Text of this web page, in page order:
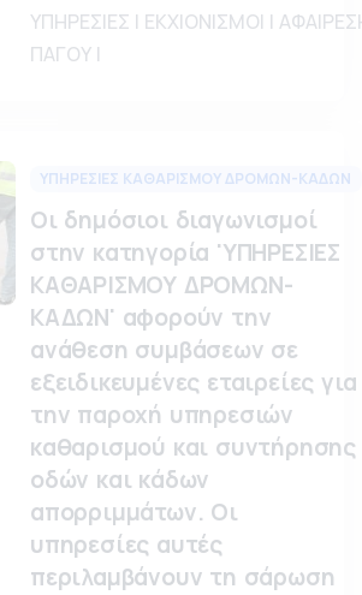
ΥΠΗΡΕΣΙΕΣ | ΕΚΧΙΟΝΙΣΜΟΙ |
ΠΑΓΟΥ |
ΥΠΗΡΕΣΙΕΣ ΚΑΘΑΡΙΣΜΟΥ ΔΡΟΜΩΝ-ΚΑΔΩΝ
Οι δημόσιοι διαγωνισμοί
στην κατηγορία 'ΥΠΗΡΕΣΙΕΣ
ΚΑΘΑΡΙΣΜΟΥ ΔΡΟΜΩΝ-
ΚΑΔΩΝ' αφορούν την
ανάθεση συμβάσεων σε
εξειδικευμένες εταιρείες για
την παροχή υπηρεσιών
καθαρισμού και συντήρησης
οδών και κάδων
απορριμμάτων. Οι
υπηρεσίες αυτές
περιλαμβάνουν τη σάρωση